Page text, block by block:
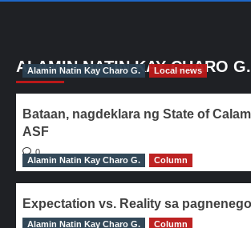
ALAMIN NATIN KAY CHARO G.
Alamin Natin Kay Charo G. Local news
Bataan, nagdeklara ng State of
ASF
0
Alamin Natin Kay Charo G.
Column
Expectation vs. Reality sa
0
Alamin Natin Kay Charo G. Column